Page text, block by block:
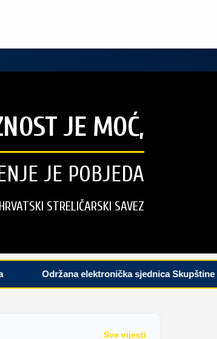
JE MOĆ,
JE POBJEDA
HRVATSKI STRELIČARSKI SAVEZ
Održana elektronička sjednica Skupštine
Sve vijesti